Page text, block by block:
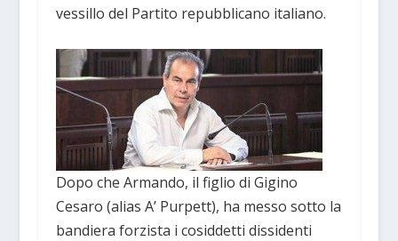
vessillo del Partito repubblicano italiano.
Dopo che Armando, il figlio di Gigino
Cesaro (alias A’ Purpett), ha messo sotto la
bandiera forzista i cosiddetti dissidenti